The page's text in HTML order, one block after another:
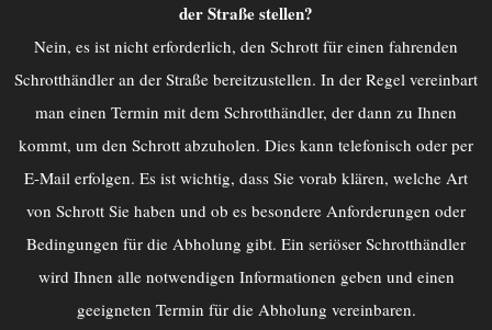
der Straße stellen?
Nein, es ist nicht erforderlich, den Schrott für einen fahrenden
Schrotthändler an der Straße bereitzustellen. In der Regel vereinbart
man einen Termin mit dem Schrotthändler, der dann zu Ihnen
kommt, um den Schrott abzuholen. Dies kann telefonisch oder per
E-Mail erfolgen. Es ist wichtig, dass Sie vorab klären, welche Art
von Schrott Sie haben und ob es besondere Anforderungen oder
Bedingungen für die Abholung gibt. Ein seriöser Schrotthändler
wird Ihnen alle notwendigen Informationen geben und einen
geeigneten Termin für die Abholung vereinbaren.